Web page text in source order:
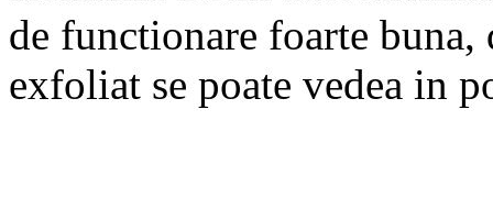
de functionare foarte
exfoliat se poate vedea in